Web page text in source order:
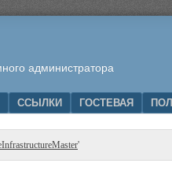
администратора
ССЫЛКИ ГОСТЕВАЯ
'